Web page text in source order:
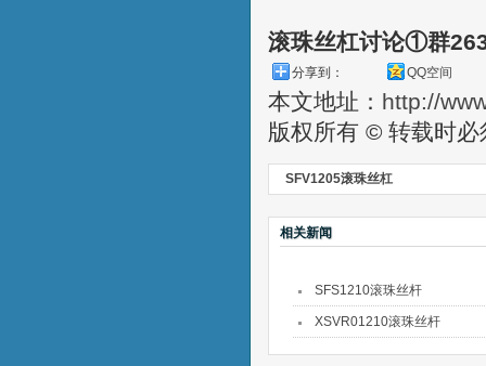
滚珠丝杠讨论①群
分享到： QQ空间
本文地址： http://
版权所有 © 转载时
SFV1205滚珠丝杠
相关新闻
SFS1210滚珠丝杆
XSVR01210滚珠丝杆